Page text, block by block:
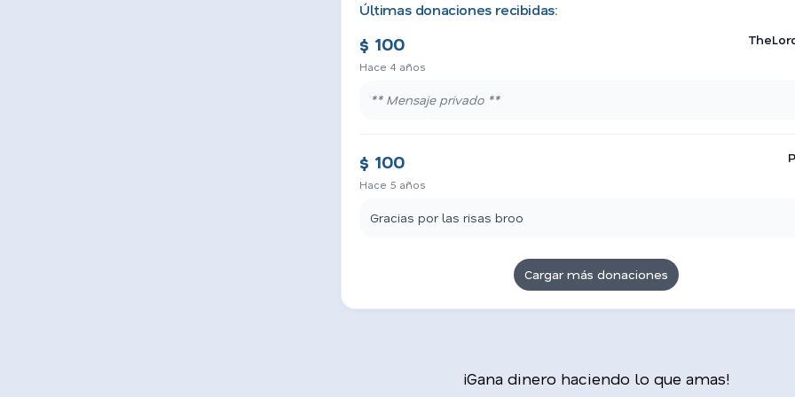
Últimas donaciones recibidas:
$ 100
Hace 4 años
** Mensaje privado **
$ 100
Hace 5 años
Gracias por las risas broo
Cargar más donaciones
¡Gana dinero haciendo lo que amas!